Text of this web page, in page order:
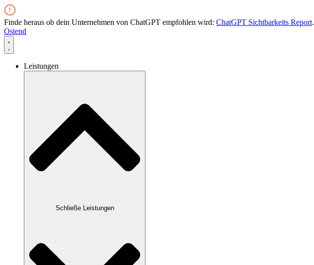
Zum
Inhalt
wechseln
Finde heraus ob dein Unternehmen von ChatGPT empfohlen wird: ChatGPT Sichtbarkeits Report.
Ostend
Leistungen
Schließe Leistungen